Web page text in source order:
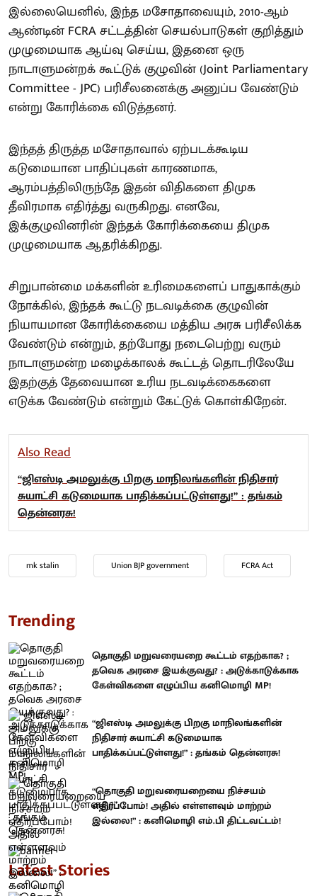
இல்லையெனில், இந்த மசோதாவையும், 2010-ஆம்
ஆண்டின் FCRA சட்டத்தின் செயல்பாடுகள் குறித்தும்
முழுமையாக ஆய்வு செய்ய, இதனை ஒரு
நாடாளுமன்றக் கூட்டுக் குழுவின் (Joint Parliamentary
Committee - JPC) பரிசீலனைக்கு அனுப்ப வேண்டும்
என்று கோரிக்கை விடுத்தனர்.
இந்தத் திருத்த மசோதாவால் ஏற்படக்கூடிய
கடுமையான பாதிப்புகள் காரணமாக,
ஆரம்பத்திலிருந்தே இதன் விதிகளை திமுக
தீவிரமாக எதிர்த்து வருகிறது. எனவே,
இக்குழுவினரின் இந்தக் கோரிக்கையை திமுக
முழுமையாக ஆதரிக்கிறது.
சிறுபான்மை மக்களின் உரிமைகளைப் பாதுகாக்கும்
நோக்கில், இந்தக் கூட்டு நடவடிக்கை குழுவின்
நியாயமான கோரிக்கையை மத்திய அரசு பரிசீலிக்க
வேண்டும் என்றும், தற்போது நடைபெற்று வரும்
நாடாளுமன்ற மழைக்காலக் கூட்டத் தொடரிலேயே
இதற்குத் தேவையான உரிய நடவடிக்கைகளை
எடுக்க வேண்டும் என்றும் கேட்டுக் கொள்கிறேன்.
Also Read
“ஜிஎஸ்டி அமலுக்கு பிறகு மாநிலங்களின் நிதிசார்
சுயாட்சி கடுமையாக பாதிக்கப்பட்டுள்ளது!” : தங்கம்
தென்னரசு!
mk stalin Union BJP government FCRA Act
Trending
தொகுதி மறுவரையறை கூட்டம் எதற்காக? ;
தவெக அரசை இயக்குவது? : அடுக்காடுக்காக
கேள்விகளை எழுப்பிய கனிமொழி MP!
“ஜிஎஸ்டி அமலுக்கு பிறகு மாநிலங்களின்
நிதிசார் சுயாட்சி கடுமையாக
பாதிக்கப்பட்டுள்ளது!” : தங்கம் தென்னரசு!
“தொகுதி மறுவரையறையை நிச்சயம்
எதிர்ப்போம்! அதில் எள்ளளவும் மாற்றம்
இல்லை!” : கனிமொழி எம்.பி திட்டவட்டம்!
Latest Stories